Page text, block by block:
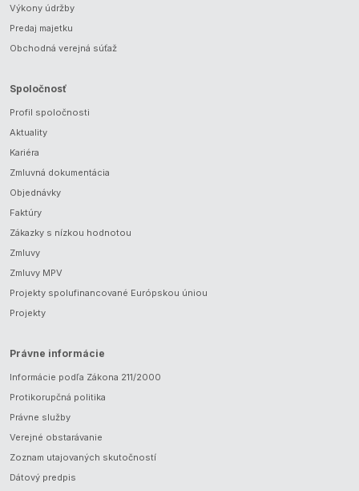
Výkony údržby
Predaj majetku
Obchodná verejná súťaž
Spoločnosť
Profil spoločnosti
Aktuality
Kariéra
Zmluvná dokumentácia
Objednávky
Faktúry
Zákazky s nízkou hodnotou
Zmluvy
Zmluvy MPV
Projekty spolufinancované Európskou úniou
Projekty
Právne informácie
Informácie podľa Zákona 211/2000
Protikorupčná politika
Právne služby
Verejné obstarávanie
Zoznam utajovaných skutočností
Dátový predpis